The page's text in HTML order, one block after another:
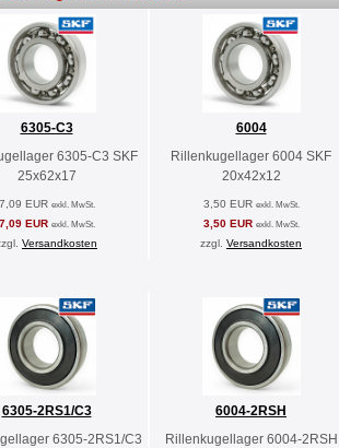
6305-C3
6305-C3 SKF
25x62x17
7,09 EUR exkl. MwSt.
7,09 EUR exkl. MwSt.
Versandkosten
6004
Rillenkugellager 6004 SKF
20x42x12
3,50 EUR exkl. MwSt.
3,50 EUR exkl. MwSt.
zzgl. Versandkosten
6305-2RS1/C3
6305-2RS1/C3
6004-2RSH
Rillenkugellager 6004-2RSH